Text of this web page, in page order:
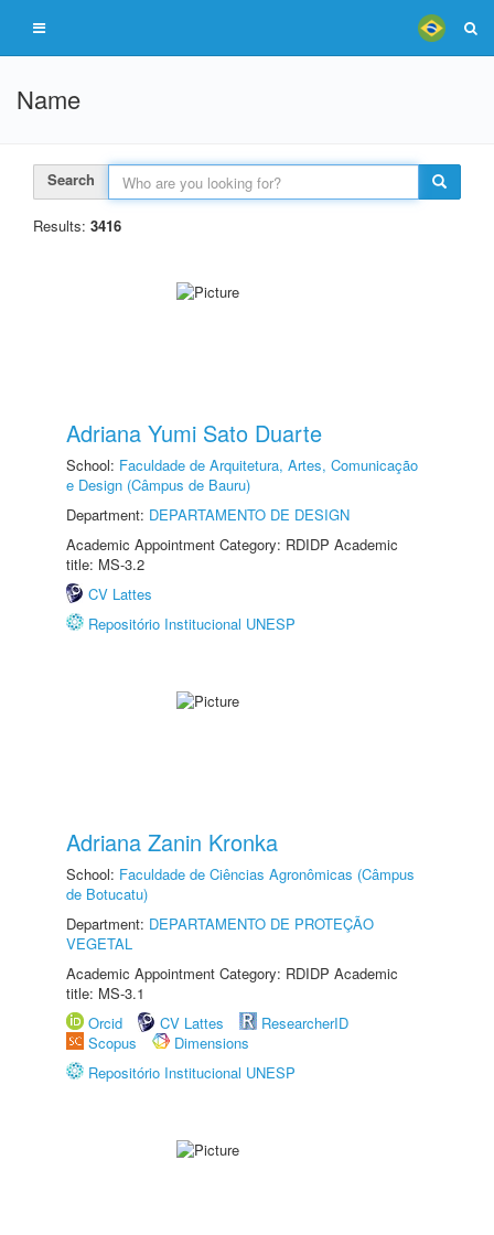
Name
Search
Results: 3416
Adriana Yumi Sato Duarte
School: Faculdade de Arquitetura, Artes, Comunicação
e Design (Câmpus de Bauru)
Department: DEPARTAMENTO DE DESIGN
Academic Appointment Category: RDIDP Academic
title: MS-3.2
CV Lattes
Repositório Institucional UNESP
Adriana Zanin Kronka
School: Faculdade de Ciências Agronômicas (Câmpus
de Botucatu)
Department: DEPARTAMENTO DE PROTEÇÃO
VEGETAL
Academic Appointment Category: RDIDP Academic
title: MS-3.1
Orcid
CV Lattes
ResearcherID
Scopus
Dimensions
Repositório Institucional UNESP